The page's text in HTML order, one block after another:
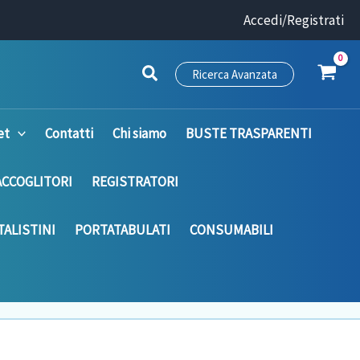
Accedi/Registrati
Ricerca Avanzata
Contatti Chi siamo BUSTE TRASPARENTI
REGISTRATORI
PORTATABULATI CONSUMABILI